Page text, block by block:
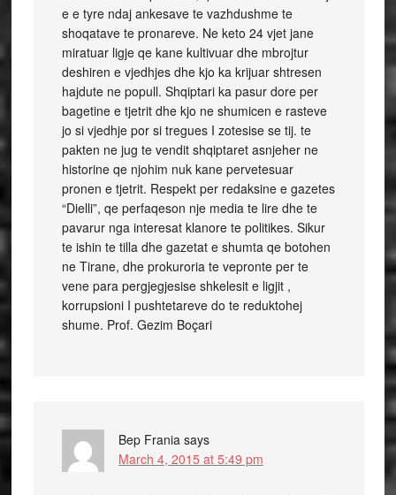
e e tyre ndaj ankesave te vazhdushme te
shoqatave te pronareve. Ne keto 24 vjet jane
miratuar ligje qe kane kultivuar dhe mbrojtur
deshiren e vjedhjes dhe kjo ka krijuar shtresen
hajdute ne popull. Shqiptari ka pasur dore per
bagetine e tjetrit dhe kjo ne shumicen e rasteve
jo si vjedhje por si tregues I zotesise se tij. te
pakten ne jug te vendit shqiptaret asnjeher ne
historine qe njohim nuk kane pervetesuar
pronen e tjetrit. Respekt per redaksine e gazetes
“Dielli”, qe perfaqeson nje media te lire dhe te
pavarur nga interesat klanore te politikes. Sikur
te ishin te tilla dhe gazetat e shumta qe botohen
ne Tirane, dhe prokuroria te vepronte per te
vene para pergjegjesise shkelesit e ligjit ,
korrupsioni I pushtetareve do te reduktohej
shume. Prof. Gezim Boçari
Bep Frania says
March 4, 2015 at 5:49 pm